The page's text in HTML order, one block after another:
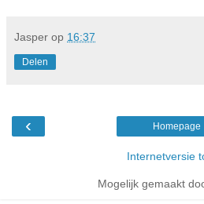
Jasper op 16:37
Delen
‹ Homepage
Internetversie
Mogelijk gemaakt